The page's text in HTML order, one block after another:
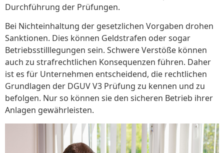
Durchführung der Prüfungen.
Bei Nichteinhaltung der gesetzlichen Vorgaben drohen
Sanktionen. Dies können Geldstrafen oder sogar
Betriebsstilllegungen sein. Schwere Verstöße können
auch zu strafrechtlichen Konsequenzen führen. Daher
ist es für Unternehmen entscheidend, die rechtlichen
Grundlagen der DGUV V3 Prüfung zu kennen und zu
befolgen. Nur so können sie den sicheren Betrieb ihrer
Anlagen gewährleisten.